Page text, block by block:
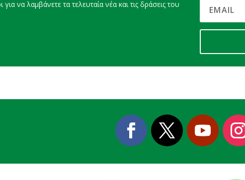
να λαμβάνετε τα τελευταία νέα και τις δράσεις του